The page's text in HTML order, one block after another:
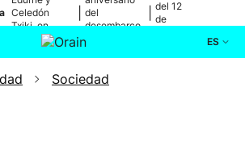
Celedón
Txiki, en
directo
del
desembarco
de Elkano
del 12
de
ES
Actualidad
Sociedad